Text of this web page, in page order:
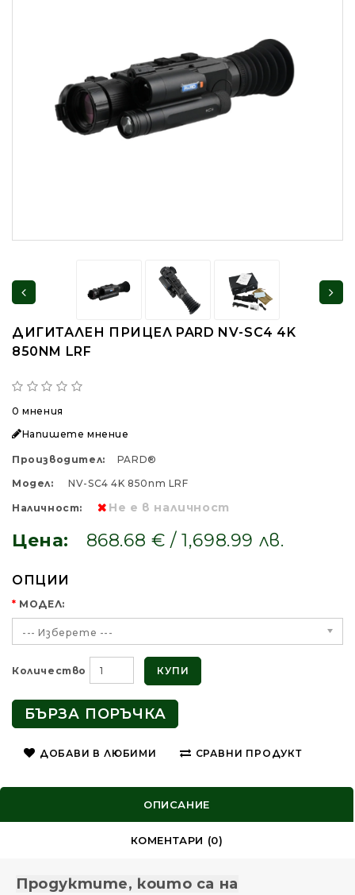
ДИГИТАЛЕН ПРИЦЕЛ PARD NV-SC4 4K
850NM LRF
0 мнения
Напишете мнение
Производител:
PARD®
Модел:
NV-SC4 4K 850nm LRF
Наличност: Не е в наличност
Цена: 868.68 € / 1,698.99 лв.
ОПЦИИ
МОДЕЛ:
--- Изберете ---
Количество КУПИ
БЪРЗА ПОРЪЧКА
ДОБАВИ В ЛЮБИМИ СРАВНИ ПРОДУКТ
ОПИСАНИЕ
КОМЕНТАРИ (0)
Продуктите, които са на